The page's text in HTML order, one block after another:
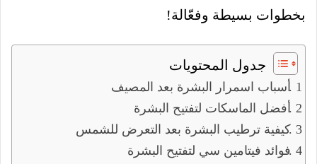
بخطوات بسيطة وفعّالة!
جدول المحتويات
أسباب اسمرار البشرة بعد المصيف
أفضل الماسكات لتفتيح البشرة
كيفية ترطيب البشرة بعد التعرض للشمس
فوائد فيتامين سي لتفتيح البشرة